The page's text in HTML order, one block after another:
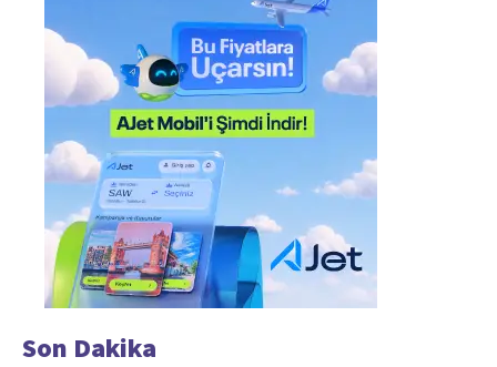
Son Dakika